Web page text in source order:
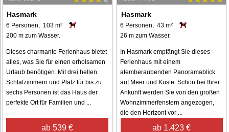
Hasmark
6 Personen, 103 m²
200 m zum Wasser.
Dieses charmante Ferienhaus bietet
alles, was Sie für einen erholsamen
Urlaub benötigen. Mit drei hellen
Schlafzimmern und Platz für bis zu
sechs Personen ist das Haus der
perfekte Ort für Familien und ...
ab 539 €
Hasmark
6 Personen, 43 m²
26 m zum Wasser.
In Hasmark empfängt Sie dieses
Ferienhaus mit einem
atemberaubenden Panoramablick
auf Meer und Küste. Schon bei Ihrer
Ankunft werden Sie von den großen
Wohnzimmerfenstern angezogen,
die den Horizont vor ...
ab 1.423 €